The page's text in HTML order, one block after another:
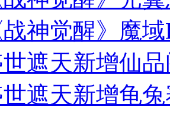
战神觉醒》魔
世遮天新增仙
世遮天新增龟